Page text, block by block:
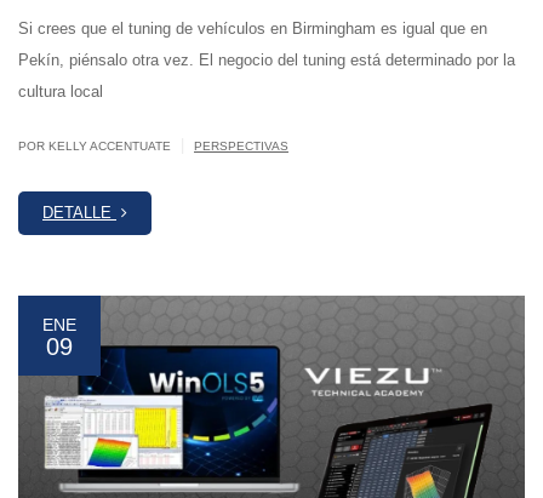
Si crees que el tuning de vehículos en Birmingham es igual que en
Pekín, piénsalo otra vez. El negocio del tuning está determinado por la
cultura local
POR KELLY ACCENTUATE PERSPECTIVAS
DETALLE
ENE
09